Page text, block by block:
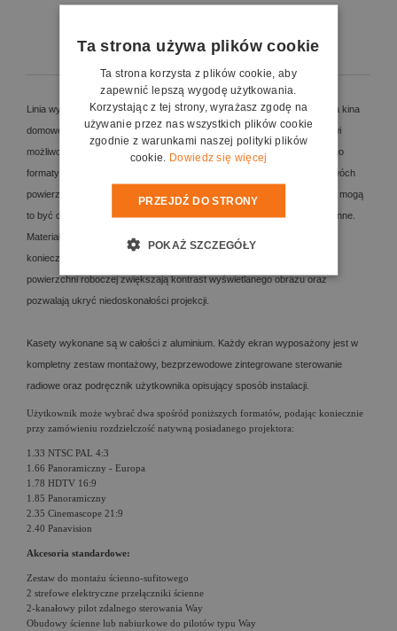
Koszty dostawy
Linia wysokiej jakości ekranów dedykowana w szczególności do sektora kina
domowego. Biformat, nowość w ofercie Adeo Screen, daje użytkownikowi
możliwość korzystania z ekranu posiadającego dwa wybrane przez niego
formaty obrazu (na etapie zamawiania ekranu). Ekrany składają się z dwóch
powierzchni projekcyjnych umieszczonych w jednej kasecie, przy czym mogą
to być dwie różnego typu powierzchnie np. VisionWhite i VisionGrey lub inne.
Materiały projekcyjne ułożone są jeden obok drugiego tak, aby zapobiec
konieczności regulowania ostrości projektora. Czarne ramki dookoła
powierzchni roboczej zwiększają kontrast wyświetlanego obrazu oraz
pozwalają ukryć niedoskonałości projekcji.
Kasety wykonane są w całości z aluminium. Każdy ekran wyposażony jest w
kompletny zestaw montażowy, bezprzewodowe zintegrowane sterowanie
radiowe oraz podręcznik użytkownika opisujący sposób instalacji.
Użytkownik może wybrać dwa spośród poniższych formatów, podając koniecznie
przy zamówieniu rozdzielczość natywną posiadanego projektora:
1.33 NTSC PAL 4:3
1.66 Panoramiczny - Europa
1.78 HDTV 16:9
1.85 Panoramiczny
2.35 Cinemascope 21:9
2.40 Panavision
Akcesoria standardowe:
Zestaw do montażu ścienno-sufitowego
2 strefowe elektryczne przełączniki ścienne
2-kanałowy pilot zdalnego sterowania Way
Obudowy ścienne lub nabiurkowe do pilotów typu Way
Ta strona używa plików cookie
Ta strona korzysta z plików cookie, aby
zapewnić lepszą wygodę użytkowania.
Korzystając z tej strony, wyrażasz zgodę na
używanie przez nas wszystkich plików cookie
zgodnie z warunkami naszej polityki plików
cookie. Dowiedz się więcej
PRZEJDŹ DO STRONY
POKAŻ SZCZEGÓŁY